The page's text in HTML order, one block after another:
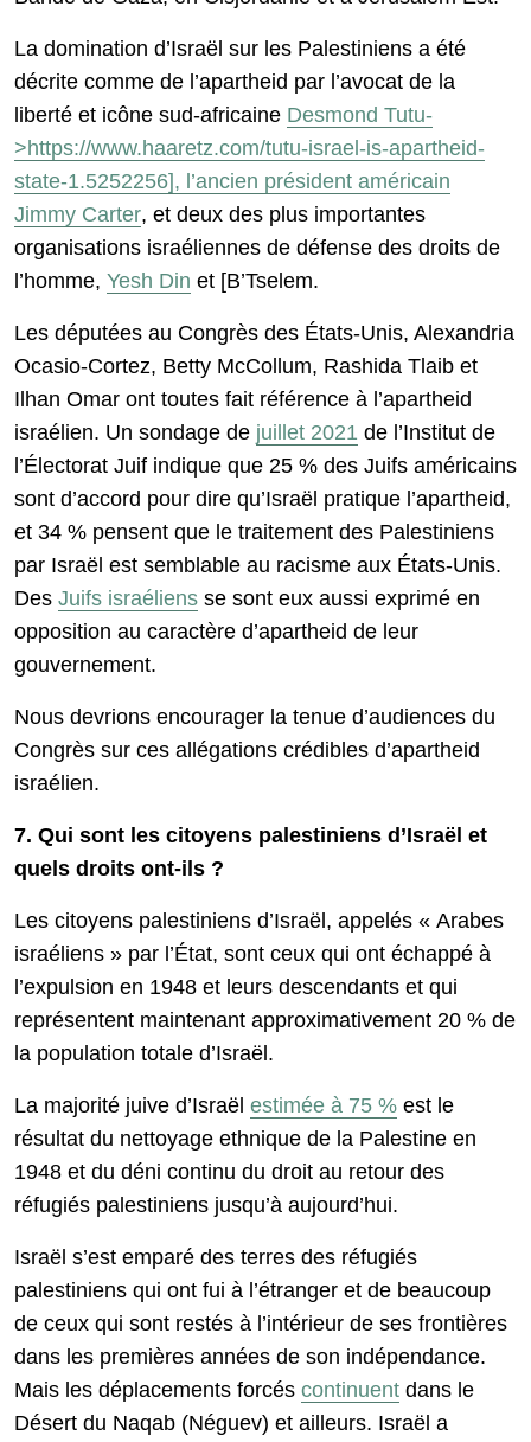
La domination d’Israël sur les Palestiniens a été
décrite comme de l’apartheid par l’avocat de la
liberté et icône sud-africaine Desmond Tutu-
>https://www.haaretz.com/tutu-israel-is-apartheid-
state-1.5252256], l’ancien président américain
Jimmy Carter, et deux des plus importantes
organisations israéliennes de défense des droits de
l’homme, Yesh Din et [B’Tselem.
Les députées au Congrès des États-Unis, Alexandria
Ocasio-Cortez, Betty McCollum, Rashida Tlaib et
Ilhan Omar ont toutes fait référence à l’apartheid
israélien. Un sondage de juillet 2021 de l’Institut de
l’Électorat Juif indique que 25 % des Juifs américains
sont d’accord pour dire qu’Israël pratique l’apartheid,
et 34 % pensent que le traitement des Palestiniens
par Israël est semblable au racisme aux États-Unis.
Des Juifs israéliens se sont eux aussi exprimé en
opposition au caractère d’apartheid de leur
gouvernement.
Nous devrions encourager la tenue d’audiences du
Congrès sur ces allégations crédibles d’apartheid
israélien.
7. Qui sont les citoyens palestiniens d’Israël et
quels droits ont-ils ?
Les citoyens palestiniens d’Israël, appelés « Arabes
israéliens » par l’État, sont ceux qui ont échappé à
l’expulsion en 1948 et leurs descendants et qui
représentent maintenant approximativement 20 % de
la population totale d’Israël.
La majorité juive d’Israël estimée à 75 % est le
résultat du nettoyage ethnique de la Palestine en
1948 et du déni continu du droit au retour des
réfugiés palestiniens jusqu’à aujourd’hui.
Israël s’est emparé des terres des réfugiés
palestiniens qui ont fui à l’étranger et de beaucoup
de ceux qui sont restés à l’intérieur de ses frontières
dans les premières années de son indépendance.
Mais les déplacements forcés continuent dans le
Désert du Naqab (Néguev) et ailleurs. Israël a